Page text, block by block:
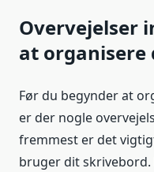
Overvejelser
at
Før du begynder at
er der nogle
fremmest er det
bruger dit